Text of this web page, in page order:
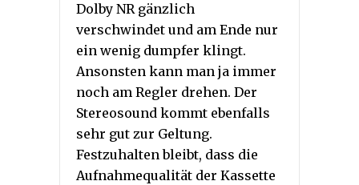
Dolby NR gänzlich
verschwindet und am Ende nur
ein wenig dumpfer klingt.
Ansonsten kann man ja immer
noch am Regler drehen. Der
Stereosound kommt ebenfalls
sehr gut zur Geltung.
Festzuhalten bleibt, dass die
Aufnahmequalität der Kassette